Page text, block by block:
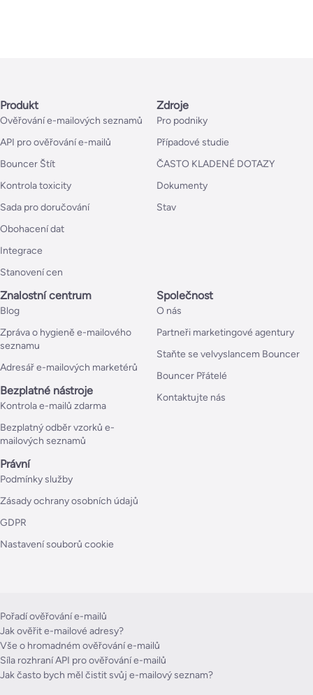
Produkt
Ověřování e-mailových seznamů
API pro ověřování e-mailů
Bouncer Štít
Kontrola toxicity
Sada pro doručování
Obohacení dat
Integrace
Stanovení cen
Zdroje
Pro podniky
Případové studie
ČASTO KLADENÉ DOTAZY
Dokumenty
Stav
Znalostní centrum
Blog
Zpráva o hygieně e-mailového
seznamu
Adresář e-mailových marketérů
Bezplatné nástroje
Kontrola e-mailů zdarma
Bezplatný odběr vzorků e-
mailových seznamů
Společnost
O nás
Partneři marketingové agentury
Staňte se velvyslancem Bouncer
Bouncer Přátelé
Kontaktujte nás
Právní
Podmínky služby
Zásady ochrany osobních údajů
GDPR
Nastavení souborů cookie
Pořadí ověřování e-mailů
Jak ověřit e-mailové adresy?
Vše o hromadném ověřování e-mailů
Síla rozhraní API pro ověřování e-mailů
Jak často bych měl čistit svůj e-mailový seznam?